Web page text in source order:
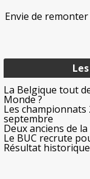
La Belgique tout
Monde ?
Les championnats
septembre
Deux anciens de
Le BUC recrute
Résultat
Envie de